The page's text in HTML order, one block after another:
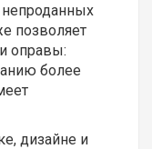
непроданных
позволяет
оправы:
более
дизайне и